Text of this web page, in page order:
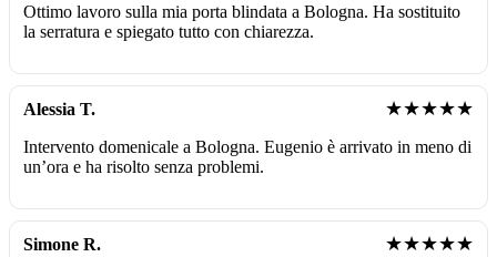
Ottimo lavoro sulla mia porta blindata a Bologna. Ha sostituito
la serratura e spiegato tutto con chiarezza.
Alessia T. ★★★★★
Intervento domenicale a Bologna. Eugenio è arrivato in meno di
un’ora e ha risolto senza problemi.
Simone R. ★★★★★